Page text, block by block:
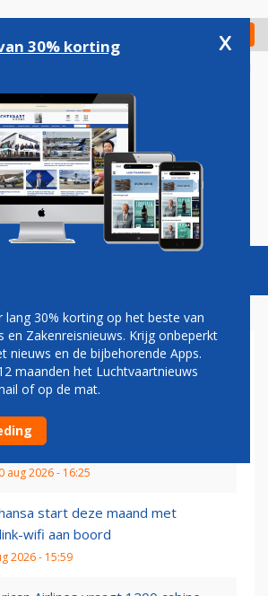
Check in
Podcasts Vacatures
of niet: Turkish Airlines blijft maar
aug 2026 - 16:25
start deze maand met
wifi aan boord
2026 - 15:59
30% korting x
lang 30% korting op het beste van
en Zakenreisnieuws. Krijg onbeperkt
nieuws en de bijbehorende Apps.
maanden het Luchtvaartnieuws
of op de mat.